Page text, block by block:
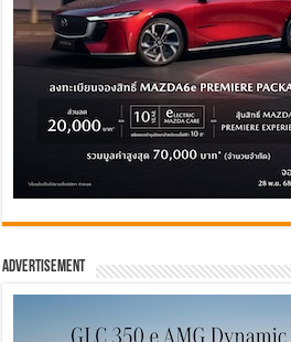
Advertisement